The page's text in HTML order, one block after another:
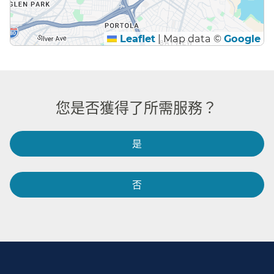
Leaflet |Map data © Google
您是否獲得了所需服務？​​
是​​
否​​